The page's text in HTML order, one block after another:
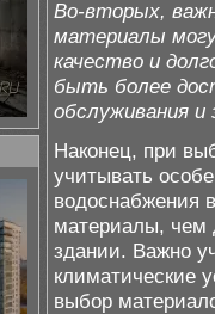
Во-вторых,
материалы
качество и
быть более
обслуживания и
Наконец, при
учитывать
водоснабжения
материалы, чем
здании. Важно
климатические
выбор